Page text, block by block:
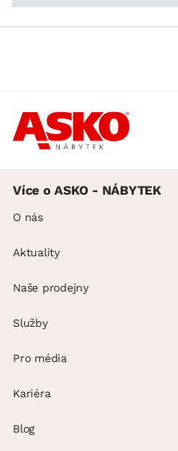
Více o ASKO - NÁBYTEK
O nás
Aktuality
Naše prodejny
Služby
Pro média
Kariéra
Blog